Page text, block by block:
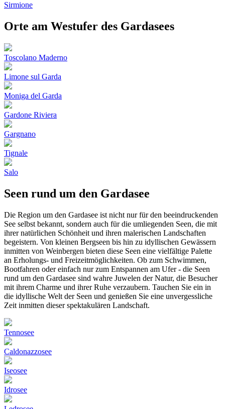
Sirmione
Orte am Westufer des Gardasees
Toscolano Maderno
Limone sul Garda
Moniga del Garda
Gardone Riviera
Gargnano
Tignale
Salo
Seen rund um den Gardasee
Die Region um den Gardasee ist nicht nur für den beeindruckenden
See selbst bekannt, sondern auch für die umliegenden Seen, die mit
ihrer natürlichen Schönheit und ihren malerischen Landschaften
begeistern. Von kleinen Bergseen bis hin zu idyllischen Gewässern
inmitten von Weinbergen bieten diese Seen eine vielfältige Palette
an Erholungs- und Freizeitmöglichkeiten. Ob zum Schwimmen,
Bootfahren oder einfach nur zum Entspannen am Ufer - die Seen
rund um den Gardasee sind wahre Juwelen der Natur, die Besucher
mit ihrem Charme und ihrer Ruhe verzaubern. Tauchen Sie ein in
die idyllische Welt der Seen und genießen Sie eine unvergessliche
Zeit inmitten dieser spektakulären Landschaft.
Tennosee
Caldonazzosee
Iseosee
Idrosee